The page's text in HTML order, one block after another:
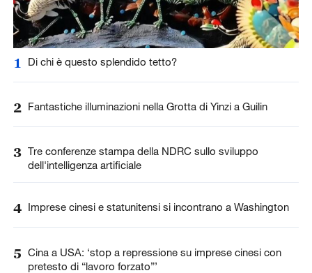
1 Di chi è questo splendido tetto?
2 Fantastiche illuminazioni nella Grotta di Yinzi a Guilin
3 Tre conferenze stampa della NDRC sullo sviluppo
dell'intelligenza artificiale
4 Imprese cinesi e statunitensi si incontrano a Washington
5 Cina a USA: ‘stop a repressione su imprese cinesi con
pretesto di “lavoro forzato”’